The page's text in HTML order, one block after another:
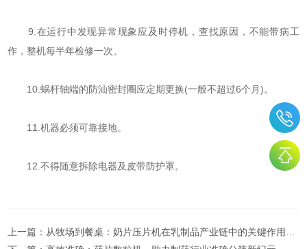
9.在运行中发现异常现象应及时停机，查找原因，不能带病工
作，整机每半年检修一次。
10.蜗杆轴端的防汕密封圈应定期更换(一般不超过6个月)。
11.机器必须可靠接地。
12.不得随意拆除电器及皮带防护罩。
上一篇： 从牧场到餐桌：奶片压片机在乳制品产业链中的关键作用及其技术创新趋势